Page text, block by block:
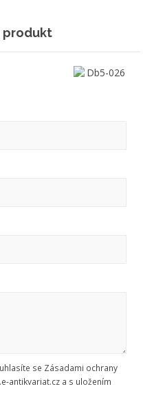
produkt
se Zásadami ochrany
antikvariat.cz a s uložením